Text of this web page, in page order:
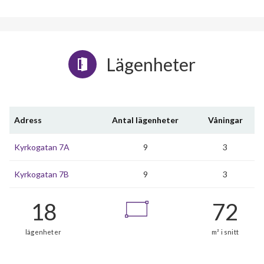
Lägenheter
Adress Antal lägenheter Våningar
Kyrkogatan 7A 9 3
Kyrkogatan 7B 9 3